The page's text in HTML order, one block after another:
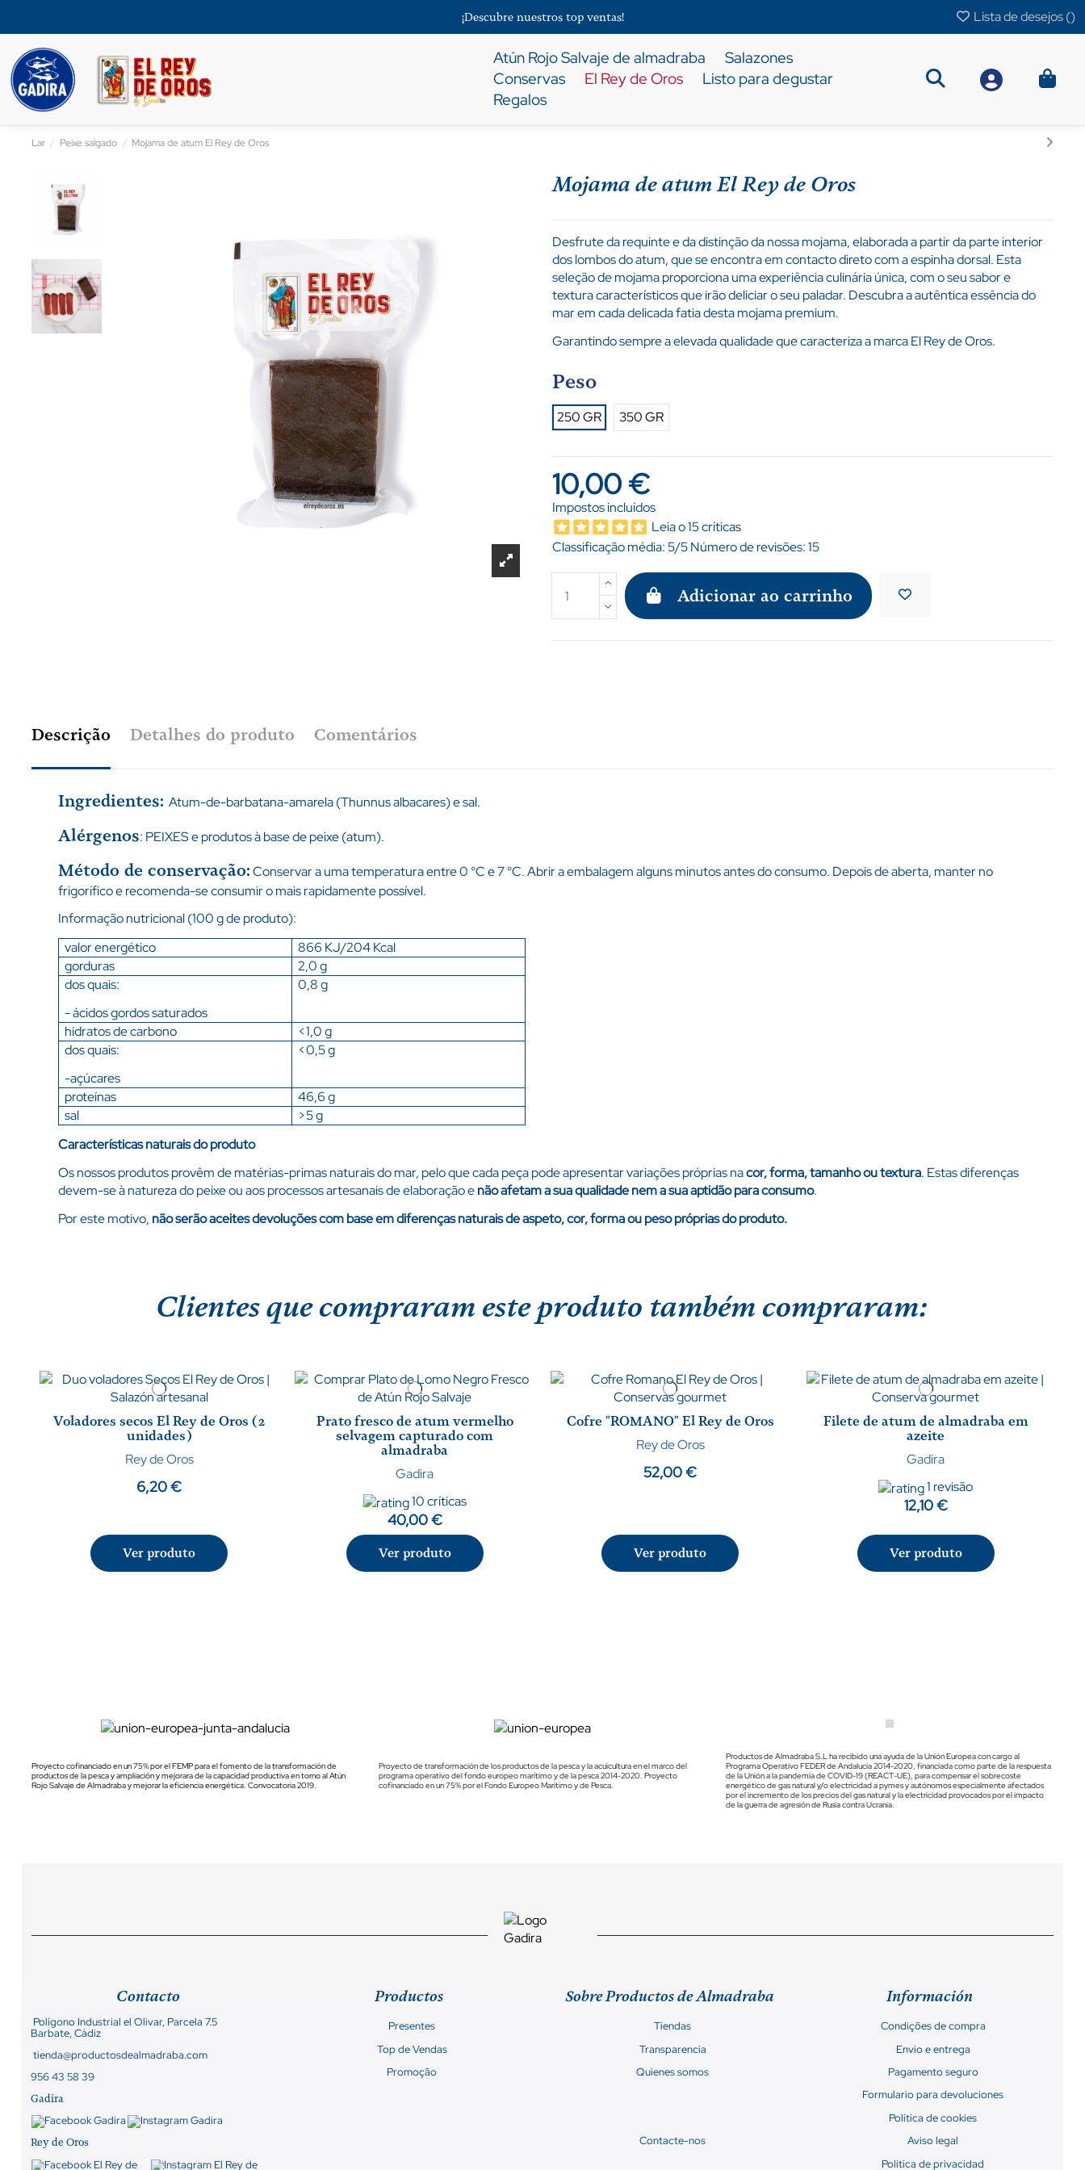
¡Descubre nuestros top ventas! Lista de desejos ()
Atún Rojo Salvaje de almadraba
Salazones
Conservas
El Rey de Oros
Listo para degustar
Regalos
Lar Peixe salgado Mojama de atum El Rey de Oros
Mojama de atum El Rey de Oros
Desfrute da requinte e da distinção da nossa mojama, elaborada a partir da parte interior
dos lombos do atum, que se encontra em contacto direto com a espinha dorsal. Esta
seleção de mojama proporciona uma experiência culinária única, com o seu sabor e
textura característicos que irão deliciar o seu paladar. Descubra a autêntica essência do
mar em cada delicada fatia desta mojama premium.
Garantindo sempre a elevada qualidade que caracteriza a marca El Rey de Oros.
Peso
250 GR 350 GR
10,00 €
Impostos incluídos
Leia o 15 críticas
Classificação média:5/5 Número de revisões:15
Adicionar ao carrinho
Descrição Detalhes do produto Comentários
Ingredientes: Atum-de-barbatana-amarela (Thunnus albacares) e sal.
Alérgenos: PEIXES e produtos à base de peixe (atum).
Método de conservação:Conservar a uma temperatura entre 0 °C e 7 °C. Abrir a embalagem alguns minutos antes do consumo. Depois de aberta, manter no
frigorífico e recomenda-se consumir o mais rapidamente possível.
Informação nutricional (100 g de produto):
valor energético
866 KJ/204 Kcal
gorduras
2,0 g
dos quais:
- ácidos gordos saturados
0,8 g
hidratos de carbono
<1,0 g
dos quais:
-açúcares
<0,5 g
proteínas
46,6 g
sal
>5 g
Características naturais do produto
Os nossos produtos provêm de matérias-primas naturais do mar, pelo que cada peça pode apresentar variações próprias nacor, forma, tamanho ou textura. Estas diferenças
devem-se à natureza do peixe ou aos processos artesanais de elaboração enão afetam a sua qualidade nem a sua aptidão para consumo.
Por este motivo, não serão aceites devoluções com base em diferenças naturais de aspeto, cor, forma ou peso próprias do produto.
Clientes que compraram este produto também compraram:
Voladores secos El Rey de Oros (2
unidades)
Rey de Oros
6,20 €
Ver produto
Prato fresco de atum vermelho
selvagem capturado com
almadraba
Gadira
10 críticas
40,00 €
Ver produto
Cofre "ROMANO" El Rey de Oros
Rey de Oros
52,00 €
Ver produto
Filete de atum de almadraba em
azeite
Gadira
1 revisão
12,10 €
Ver produto
Proyecto cofinanciado en un 75% por el FEMP para el fomento de la transformación de
productos de la pesca y ampliación y mejorara de la capacidad productiva en torno al Atún
Rojo Salvaje de Almadraba y mejorar la eficiencia energética. Convocatoria 2019.
Proyecto de transformación de los productos de la pesca y la acuicultura en el marco del
programa operativo del fondo europeo marítimo y de la pesca 2014-2020. Proyecto
cofinanciado en un 75% por el Fondo Europeo Marítimo y de Pesca.
Productos de Almadraba S.L ha recibido una ayuda de la Unión Europea con cargo al
Programa Operativo FEDER de Andalucía 2014-2020, financiada como parte de la respuesta
de la Unión a la pandemia de COVID-19 (REACT-UE), para compensar el sobrecoste
energético de gas natural y/o electricidad a pymes y autónomos especialmente afectados
por el incremento de los precios del gas natural y la electricidad provocados por el impacto
de la guerra de agresión de Rusia contra Ucrania.
Contacto
Polígono Industrial el Olivar, Parcela 7.5
Barbate, Cádiz
tienda@productosdealmadraba.com
956 43 58 39
Gadira
Rey de Oros
Productos
Presentes
Top de Vendas
Promoção
Sobre Productos de Almadraba
Tiendas
Transparencia
Quienes somos
Contacte-nos
Información
Condições de compra
Envio e entrega
Pagamento seguro
Formulario para devoluciones
Política de cookies
Aviso legal
Política de privacidad